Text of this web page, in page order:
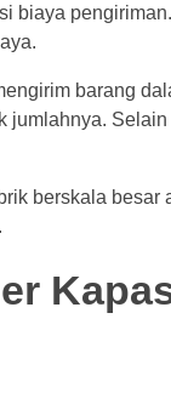
biaya
barang
berskala besar